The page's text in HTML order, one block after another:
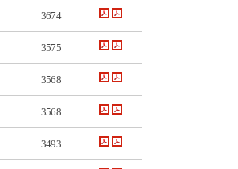
3674
3575
3568
3568
3493